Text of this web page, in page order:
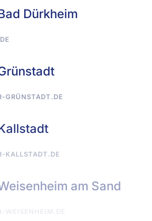
Dürkheim
GRÜNSTADT.DE
KALLSTADT.DE
am Sand